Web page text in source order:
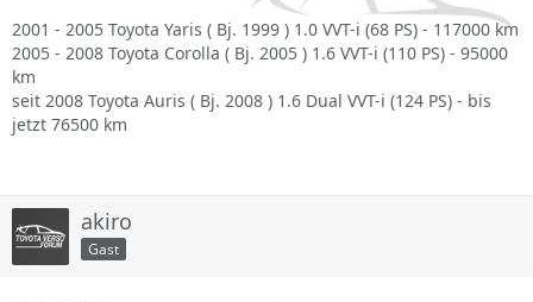
2001 - 2005 Toyota Yaris ( Bj. 1999 ) 1.0 VVT-i (68 PS) - 117000 km
2005 - 2008 Toyota Corolla ( Bj. 2005 ) 1.6 VVT-i (110 PS) - 95000
km
seit 2008 Toyota Auris ( Bj. 2008 ) 1.6 Dual VVT-i (124 PS) - bis
jetzt 76500 km
akiro
Gast